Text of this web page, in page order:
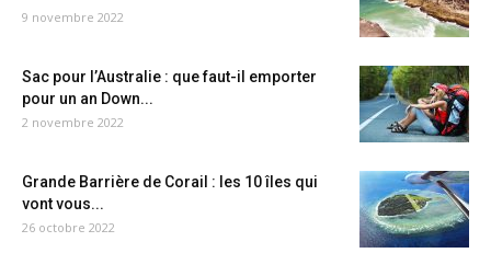
9 novembre 2022
Sac pour l’Australie : que faut-il emporter
pour un an Down...
2 novembre 2022
Grande Barrière de Corail : les 10 îles qui
vont vous...
26 octobre 2022